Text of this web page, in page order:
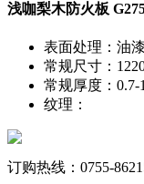
浅咖梨木防火板
表面处理 ： 油
常规尺寸 ：
常规厚度 ： 0.7-
纹理 ：
订购热线：0755-